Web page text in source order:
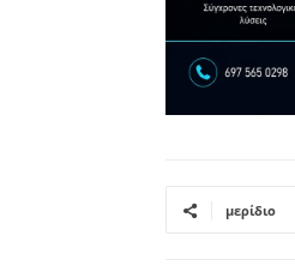
μερίδιο